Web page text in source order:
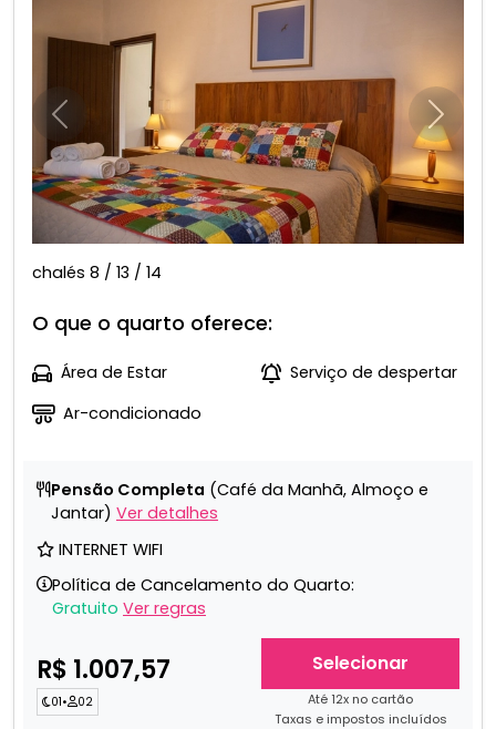
Anterior
chalés 8 / 13 / 14
O que o quarto oferece:
Área de Estar
Serviço de despertar
Ar-condicionado
Pensão Completa (Café da Manhã, Almoço e
Jantar) Ver detalhes
INTERNET WIFI
Política de Cancelamento do Quarto:
Gratuito Ver regras
R$ 1.007,57
01• 02
Selecionar
Até 12x no cartão
Taxas e impostos incluídos